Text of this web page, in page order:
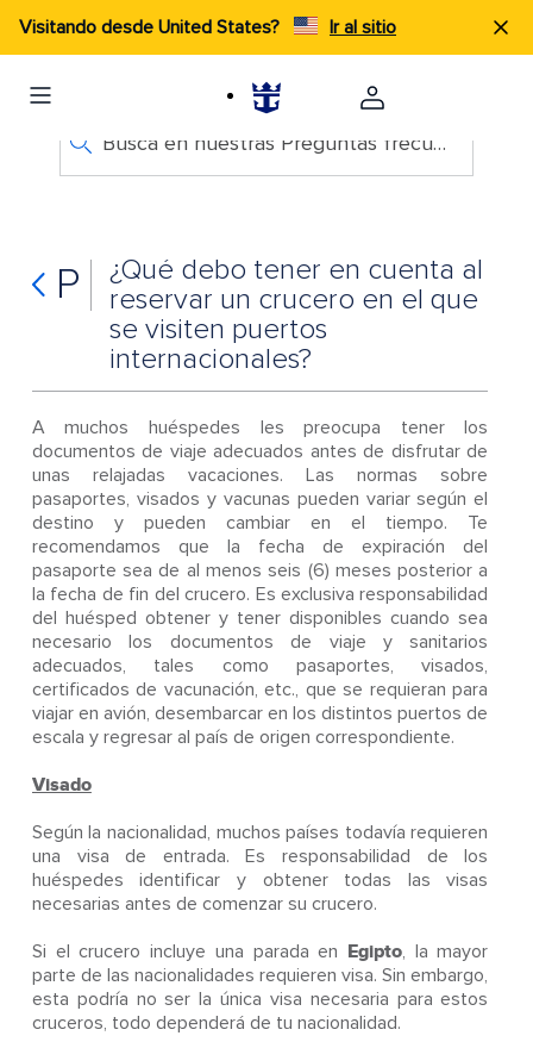
Visitando desde United States? Ir al sitio
Busca en nuestras Preguntas frecuentes
P
¿Qué debo tener en cuenta al
reservar un crucero en el que
se visiten puertos
internacionales?
A muchos huéspedes les preocupa tener los
documentos de viaje adecuados antes de disfrutar de
unas relajadas vacaciones. Las normas sobre
pasaportes, visados y vacunas pueden variar según el
destino y pueden cambiar en el tiempo. Te
recomendamos que la fecha de expiración del
pasaporte sea de al menos seis (6) meses posterior a
la fecha de fin del crucero. Es exclusiva responsabilidad
del huésped obtener y tener disponibles cuando sea
necesario los documentos de viaje y sanitarios
adecuados, tales como pasaportes, visados,
certificados de vacunación, etc., que se requieran para
viajar en avión, desembarcar en los distintos puertos de
escala y regresar al país de origen correspondiente.
Visado
Según la nacionalidad, muchos países todavía requieren
una visa de entrada. Es responsabilidad de los
huéspedes identificar y obtener todas las visas
necesarias antes de comenzar su crucero.
Si el crucero incluye una parada en Egipto, la mayor
parte de las nacionalidades requieren visa. Sin embargo,
esta podría no ser la única visa necesaria para estos
cruceros, todo dependerá de tu nacionalidad.